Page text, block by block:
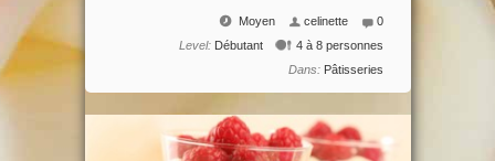
0
celinette
Moyen
4 à 8 personnes
Level: Débutant
Dans: Pâtisseries